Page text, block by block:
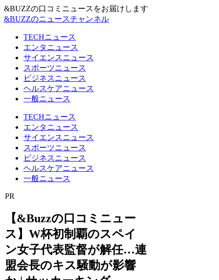
&BUZZの口コミニュースをお届けします
&BUZZのニュースチャンネル
TECHニュース
エンタニュース
サイエンスニュース
スポーツニュース
ビジネスニュース
ヘルスケアニュース
一般ニュース
TECHニュース
エンタニュース
サイエンスニュース
スポーツニュース
ビジネスニュース
ヘルスケアニュース
一般ニュース
PR
【&Buzzの口コミニュー
ス】W杯初制覇のスペイ
ン女子代表監督が解任…連
盟会長のキス騒動が影響